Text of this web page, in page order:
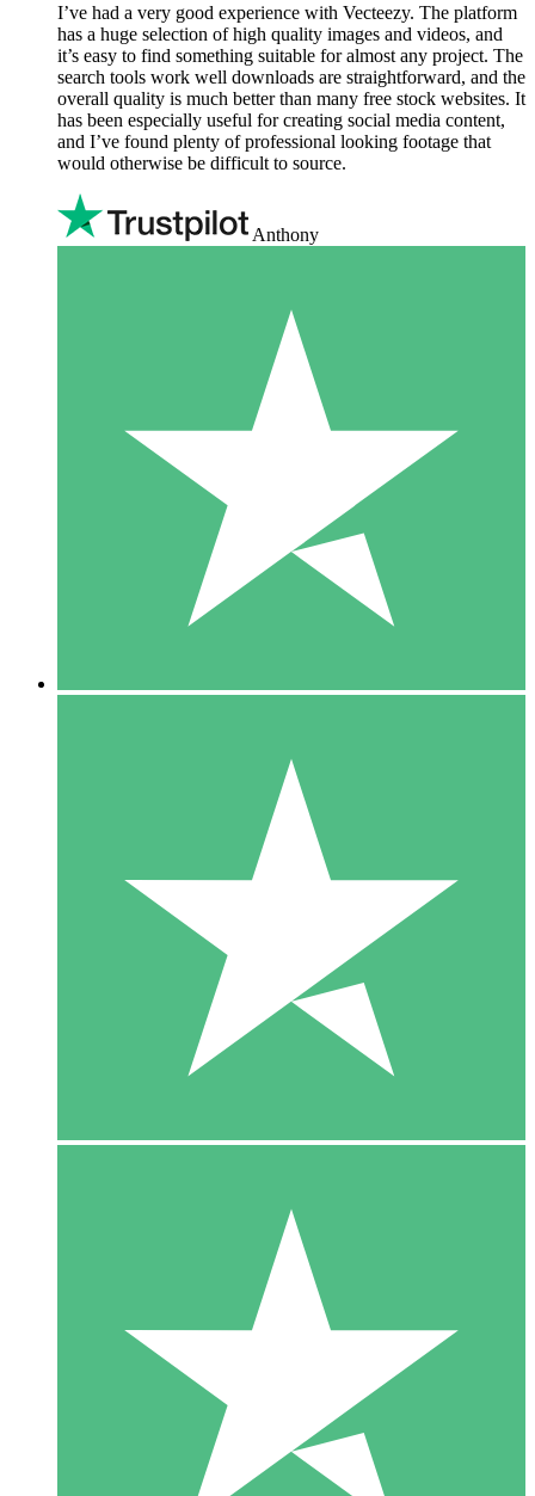
I’ve had a very good experience with Vecteezy. The platform
has a huge selection of high quality images and videos, and
it’s easy to find something suitable for almost any project. The
search tools work well downloads are straightforward, and the
overall quality is much better than many free stock websites. It
has been especially useful for creating social media content,
and I’ve found plenty of professional looking footage that
would otherwise be difficult to source.
Anthony